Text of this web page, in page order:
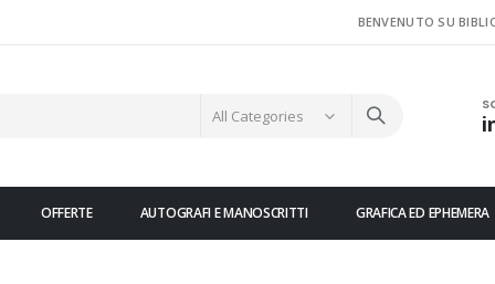
BENVENUTO SU
OFFERTE AUTOGRAFI E MANOSCRITTI GRAFICA ED EPHEMERA